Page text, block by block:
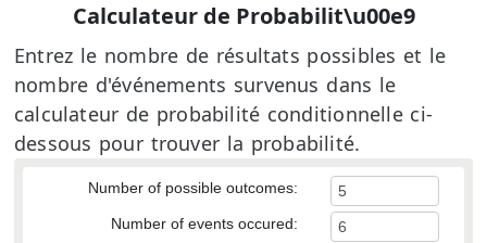
Calculateur de Probabilit\u00e9
Entrez le nombre de résultats possibles et le
nombre d'événements survenus dans le
calculateur de probabilité conditionnelle ci-
dessous pour trouver la probabilité.
Number of possible outcomes:
Number of events occured: